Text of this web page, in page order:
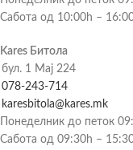
Сабота од 10:00h –
Kares Битола
бул. 1 Мај 224
078-243-714
karesbitola@kares.mk
Понеделник до петок
Сабота од 09:30h –